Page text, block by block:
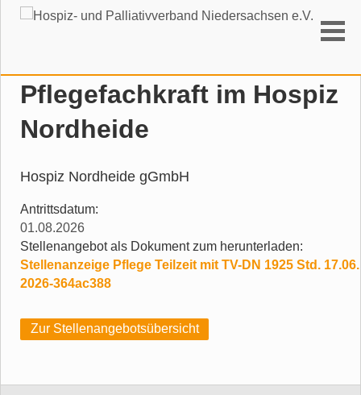
Suchen
Pflegefachkraft im Hospiz
Nordheide
Hospiz Nordheide gGmbH
Antrittsdatum:
01.08.2026
Stellenangebot als Dokument zum herunterladen:
Stellenanzeige Pflege Teilzeit mit TV-DN 1925 Std. 17.06.
2026-364ac388
Zur Stellenangebotsübersicht